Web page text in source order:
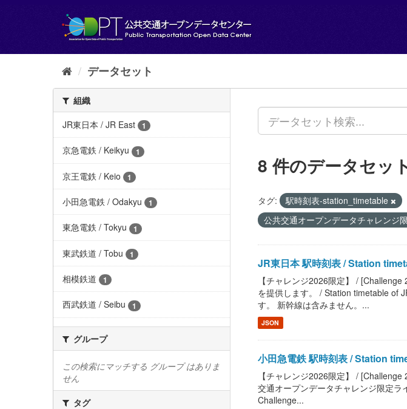
し
データセット
組織
JR東日本 / JR East
1
京急電鉄 / Keikyu 1
京王電鉄 / Keio 1
小田急電鉄 / Odakyu 1
東急電鉄 / Tokyu 1
東武鉄道 / Tobu 1
相模鉄道 1
西武鉄道 / Seibu 1
グループ
この検索にマッチする グループ はありま
せん
タグ
8 件のデータセッ
タグ: 駅時刻表-station_timetable
公共交通オープンデータチャレンジ
JR東日本 駅時刻表 / Station
【チャレンジ2026限定】 /
を提供します。 / Station timetable of
す。 新幹線は含みません。...
JSON
小田急電鉄 駅時刻表 / Station
【チャレンジ2026限定】 /
交通オープンデータチャレンジ限定
Challenge...